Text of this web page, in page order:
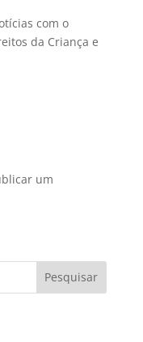
com o
da Criança e
um
Pesquisar